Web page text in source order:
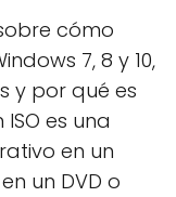
cómo
7, 8 y 10,
y por qué es
es una
en un
un DVD o